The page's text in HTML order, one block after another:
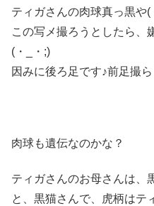
ティガさんの肉球真っ黒や(
この写メ撮ろうとしたら、
(・_・;)
因みに後ろ足です♪前足撮
肉球も遺伝なのかな？
ティガさんのお母さんは、
と、黒猫さんで、虎柄はテ